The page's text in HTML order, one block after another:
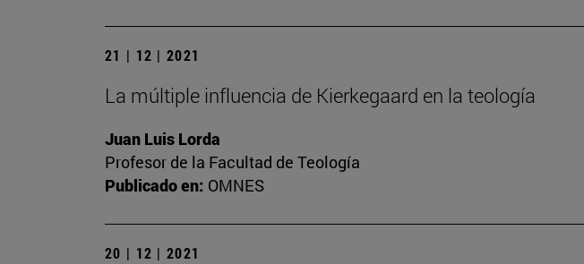
21 | 12 | 2021
La múltiple influencia de Kierkegaard en la teología
Juan Luis Lorda
Profesor de la Facultad de Teología
Publicado en: OMNES
20 | 12 | 2021